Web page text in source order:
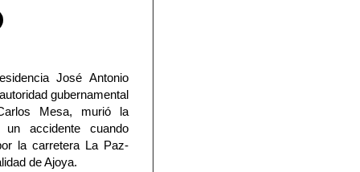
José Antonio
gubernamental
Mesa, murió la
accidente cuando
la carretera La Paz-
de Ajoya.